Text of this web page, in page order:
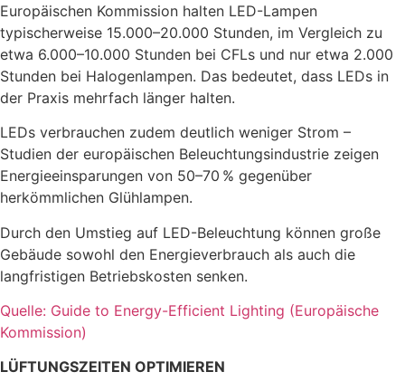
Europäischen Kommission halten LED-Lampen
typischerweise 15.000–20.000 Stunden, im Vergleich zu
etwa 6.000–10.000 Stunden bei CFLs und nur etwa 2.000
Stunden bei Halogenlampen. Das bedeutet, dass LEDs in
der Praxis mehrfach länger halten.
LEDs verbrauchen zudem deutlich weniger Strom –
Studien der europäischen Beleuchtungsindustrie zeigen
Energieeinsparungen von 50–70 % gegenüber
herkömmlichen Glühlampen.
Durch den Umstieg auf LED-Beleuchtung können große
Gebäude sowohl den Energieverbrauch als auch die
langfristigen Betriebskosten senken.
Quelle: Guide to Energy-Efficient Lighting (Europäische
Kommission)
LÜFTUNGSZEITEN OPTIMIEREN